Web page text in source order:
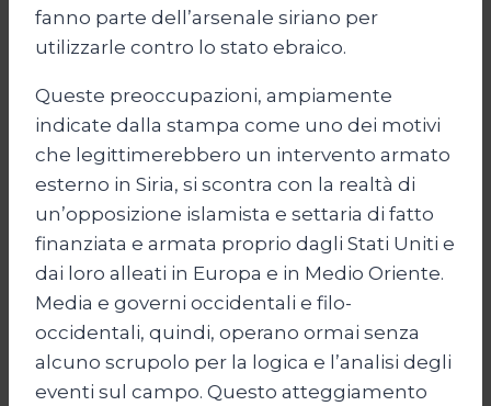
fanno parte dell’arsenale siriano per
utilizzarle contro lo stato ebraico.
Queste preoccupazioni, ampiamente
indicate dalla stampa come uno dei motivi
che legittimerebbero un intervento armato
esterno in Siria, si scontra con la realtà di
un’opposizione islamista e settaria di fatto
finanziata e armata proprio dagli Stati Uniti e
dai loro alleati in Europa e in Medio Oriente.
Media e governi occidentali e filo-
occidentali, quindi, operano ormai senza
alcuno scrupolo per la logica e l’analisi degli
eventi sul campo. Questo atteggiamento